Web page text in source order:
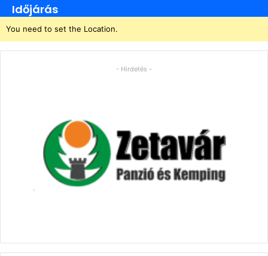
Időjárás
You need to set the Location.
- Hirdetés -